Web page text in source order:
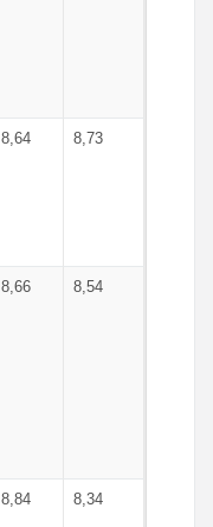
8,64 8,73
8,66 8,54
8,84 8,34